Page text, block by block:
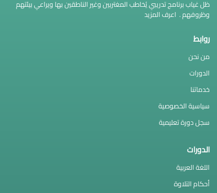
ظل غياب برنامج تدريبي يُخاطب المغتربين وغير الناطقين بها ويراعي بيئتهم
وظروفهم . اعرف المزيد
روابط
من نحن
الدورات
خدماتنا
سياسية الخصوصية
سجل دورة تعليمية
الدورات
اللغة العربية
أحكام التلاوة